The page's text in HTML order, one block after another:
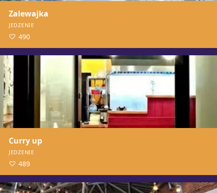
Zalewajka
JEDZENIE
490
Curry up
JEDZENIE
489